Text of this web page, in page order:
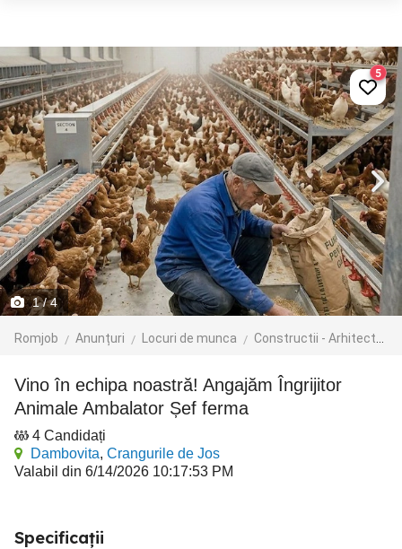
1/ 4
Romjob Anunțuri Locuri de munca Constructii - Arhitectura - Design
5
Vino în echipa noastră! Angajăm Îngrijitor
Animale Ambalator Șef ferma
4 Candidați
Dambovita, Crangurile de Jos
Valabil din 6/14/2026 10:17:53 PM
Specificații